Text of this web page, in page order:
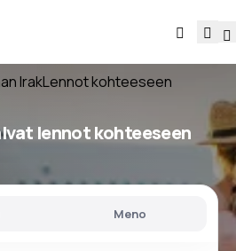
IrakLennot kohteeseen
lennot kohteeseen
Meno